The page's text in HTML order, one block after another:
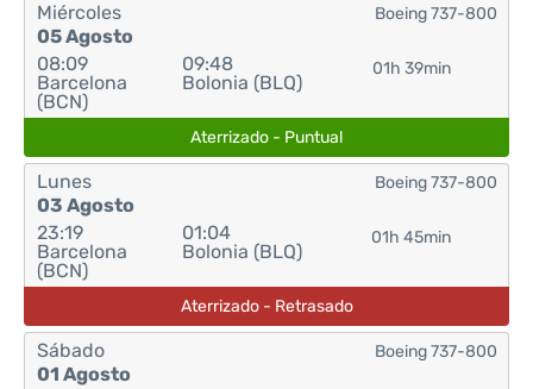
Miércoles
05 Agosto
08:09
Barcelona
(BCN)
09:48
Bolonia (BLQ)
01h 39min
Boeing 737-800
Aterrizado - Puntual
Lunes
03 Agosto
23:19
Barcelona
(BCN)
01:04
Bolonia (BLQ)
01h 45min
Boeing 737-800
Aterrizado - Retrasado
Sábado
01 Agosto
Boeing 737-800